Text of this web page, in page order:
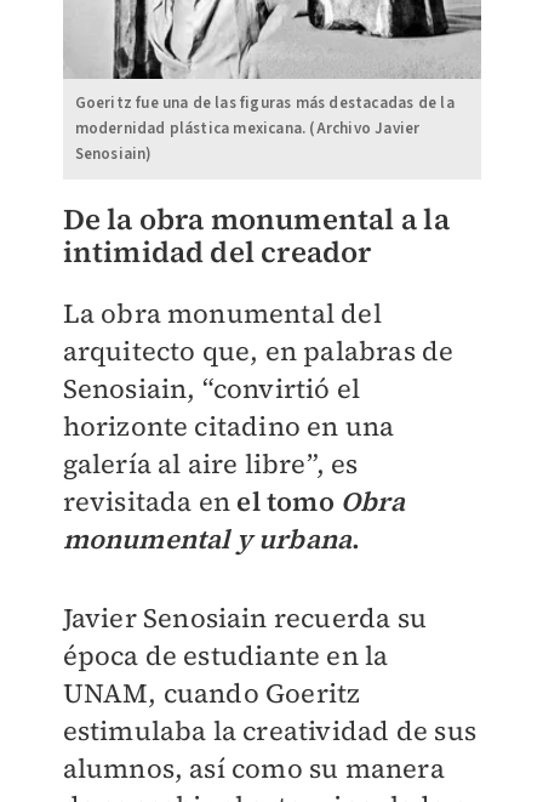
Goeritz fue una de las figuras más destacadas de la
modernidad plástica mexicana. (Archivo Javier
Senosiain)
De la obra monumental a la
intimidad del creador
La obra monumental del
arquitecto que, en palabras de
Senosiain, “convirtió el
horizonte citadino en una
galería al aire libre”, es
revisitada en el tomo Obra
monumental y urbana.
Javier Senosiain recuerda su
época de estudiante en la
UNAM, cuando Goeritz
estimulaba la creatividad de sus
alumnos, así como su manera